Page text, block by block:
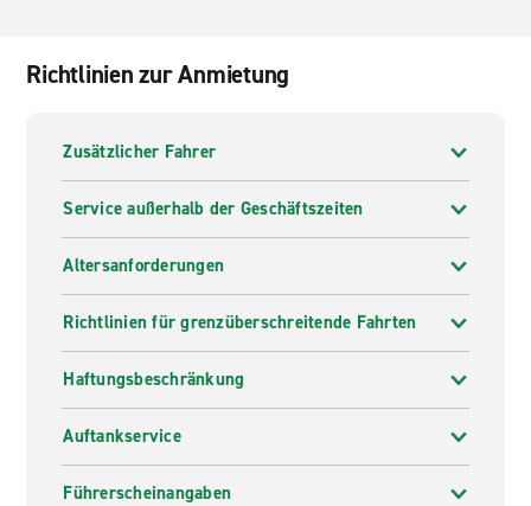
Richtlinien zur Anmietung
Zusätzlicher Fahrer
Service außerhalb der Geschäftszeiten
Altersanforderungen
Richtlinien für grenzüberschreitende Fahrten
Haftungsbeschränkung
Auftankservice
Führerscheinangaben